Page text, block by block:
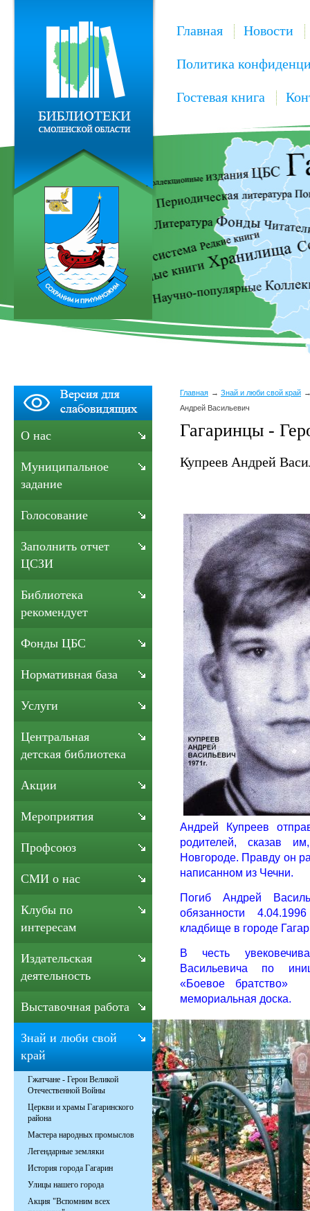
Главная Новости
Политика
Гостевая книга
Главная
Знай и люби свой край
Андрей Васильевич
Гагаринцы -
Купреев Андрей
Андрей Купреев
родителей, сказав
Новгороде. Правду он
написанном из Чечни.
Погиб Андрей
обязанности
кладбище в городе
В честь
Васильевича по
«Боевое
мемориальная доска.
О нас
Муниципальное
задание
Голосование
Заполнить отчет
ЦСЗИ
Библиотека
рекомендует
Фонды ЦБС
Нормативная база
Услуги
Центральная
детская библиотека
Акции
Мероприятия
Профсоюз
СМИ о нас
Клубы по
интересам
Издательская
деятельность
Выставочная работа
Знай и люби свой
край
Гжатчане - Герои Великой
Отечественной Войны
Церкви и храмы Гагаринского
района
Мастера народных промыслов
Легендарные земляки
История города Гагарин
Улицы нашего города
Акция "Вспомним всех